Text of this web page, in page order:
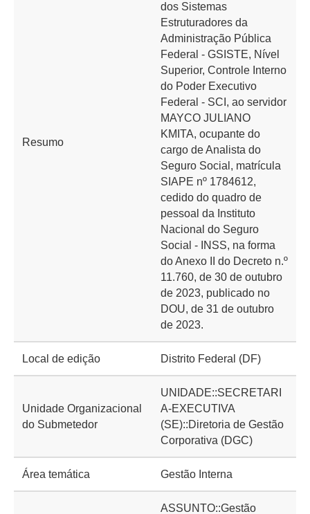
Resumo
dos Sistemas
Estruturadores da
Administração Pública
Federal - GSISTE, Nível
Superior, Controle Interno
do Poder Executivo
Federal - SCI, ao servidor
MAYCO JULIANO
KMITA, ocupante do
cargo de Analista do
Seguro Social, matrícula
SIAPE nº 1784612,
cedido do quadro de
pessoal da Instituto
Nacional do Seguro
Social - INSS, na forma
do Anexo II do Decreto n.º
11.760, de 30 de outubro
de 2023, publicado no
DOU, de 31 de outubro
de 2023.
Local de edição Distrito Federal (DF)
Unidade Organizacional
do Submetedor
UNIDADE::SECRETARI
A-EXECUTIVA
(SE)::Diretoria de Gestão
Corporativa (DGC)
Área temática Gestão Interna
ASSUNTO::Gestão